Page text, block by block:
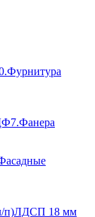
7.Фанера
п)ЛДСП 18 мм